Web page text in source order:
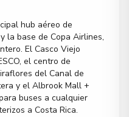
hub aéreo de
la base de Copa Airlines,
El Casco Viejo
el centro de
del Canal de
y el Albrook Mall +
buses a cualquier
a Costa Rica.